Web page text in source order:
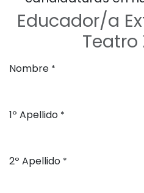
Educador/a
Teatro
Nombre *
1º Apellido *
2º Apellido *